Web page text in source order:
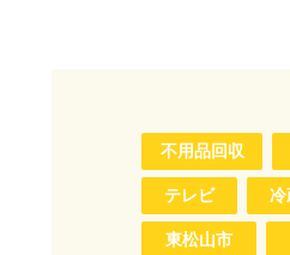
不用品回収
テレビ 冷
東松山市